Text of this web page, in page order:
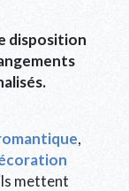
disposition
,
mettent